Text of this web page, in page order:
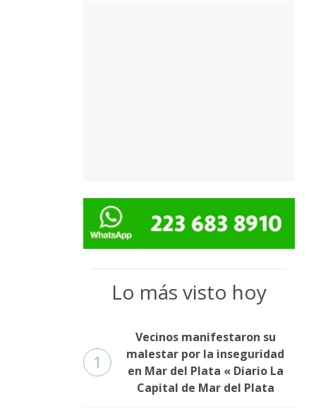
Lo más visto hoy
1
Vecinos manifestaron su
malestar por la inseguridad
en Mar del Plata « Diario La
Capital de Mar del Plata